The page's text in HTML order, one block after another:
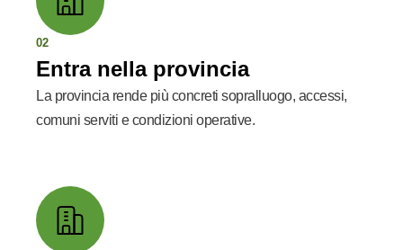
02
Entra nella provincia
La provincia rende più concreti sopralluogo, accessi,
comuni serviti e condizioni operative.